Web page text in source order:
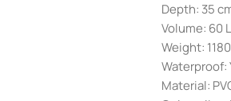
Depth: 35
Volume: 60 L
Weight:
Waterproof:
Material: